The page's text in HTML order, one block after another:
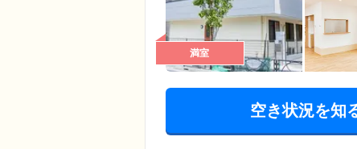
満室
空き状況を知